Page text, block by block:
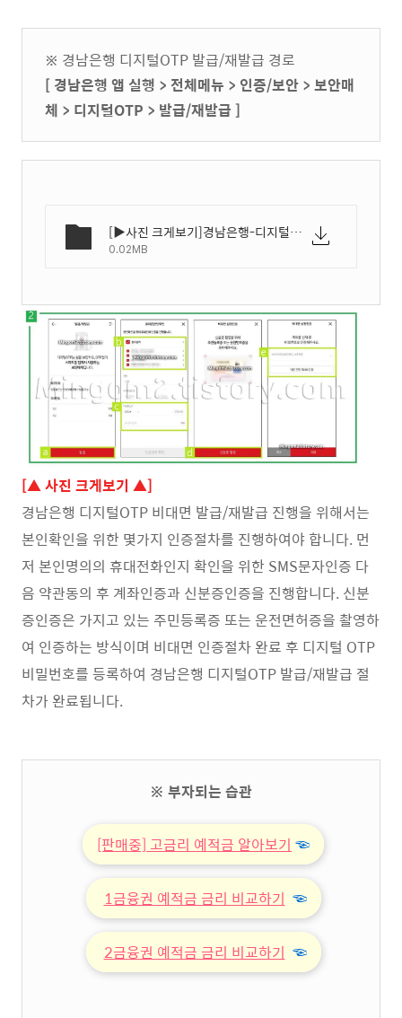
※ 경남은행 디지털OTP 발급/재발급 경로
[ 경남은행 앱 실행 > 전체메뉴 > 인증/보안 > 보안매
체 > 디지털OTP > 발급/재발급 ]
[▶사진 크게보기]경남은행-디지털OTP-발급-재발급-방법-02.webp
0.02MB
[▲ 사진 크게보기 ▲]
경남은행 디지털OTP 비대면 발급/재발급 진행을 위해서는
본인확인을 위한 몇가지 인증절차를 진행하여야 합니다. 먼
저 본인명의의 휴대전화인지 확인을 위한 SMS문자인증 다
음 약관동의 후 계좌인증과 신분증인증을 진행합니다. 신분
증인증은 가지고 있는 주민등록증 또는 운전면허증을 촬영하
여 인증하는 방식이며 비대면 인증절차 완료 후 디지털 OTP
비밀번호를 등록하여 경남은행 디지털OTP 발급/재발급 절
차가 완료됩니다.
※ 부자되는 습관
[판매중] 고금리 예적금 알아보기 ☜
1금융권 예적금 금리 비교하기 ☜
2금융권 예적금 금리 비교하기 ☜